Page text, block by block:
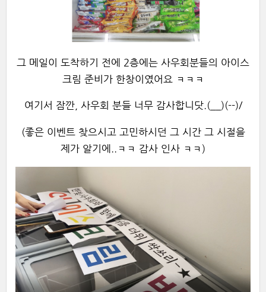
그 메일이 도착하기 전에 2층에는 사우회분들의 아이스
크림 준비가 한창이였어요 ㅋㅋㅋ
여기서 잠깐, 사우회 분들 너무 감사합니닷.(__)(--)/
(좋은 이벤트 찾으시고 고민하시던 그 시간 그 시절을
제가 알기에..ㅋㅋ 감사 인사 ㅋㅋ)